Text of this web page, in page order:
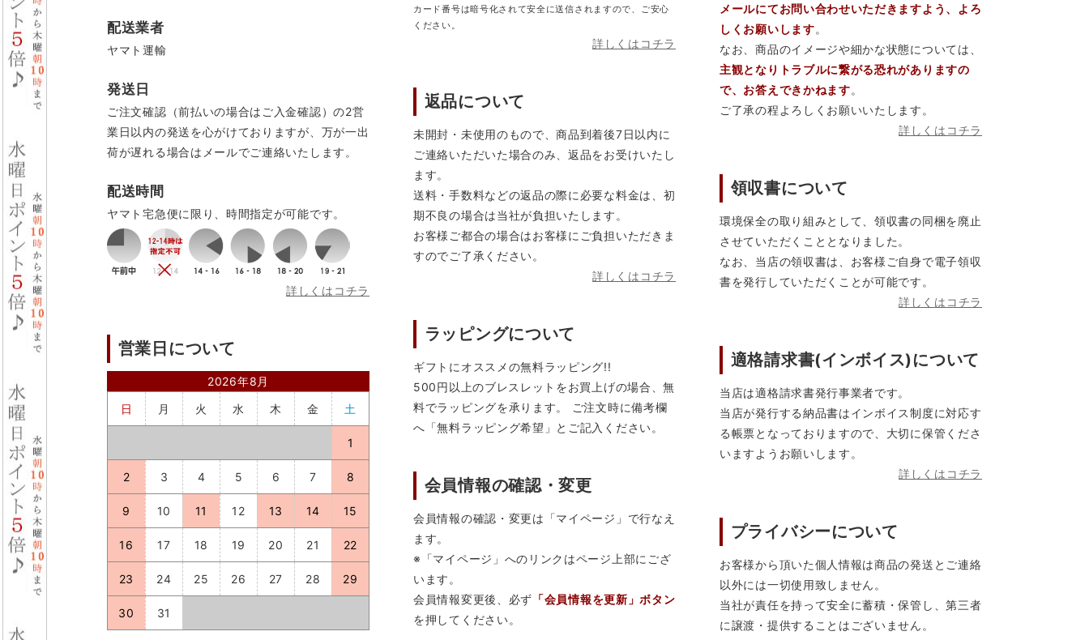
配送業者
ヤマト運輸
発送日
ご注文確認（前払いの場合はご入金確認）の2営
業日以内の発送を心がけておりますが、万が一出
荷が遅れる場合はメールでご連絡いたします。
配送時間
ヤマト宅急便に限り、時間指定が可能です。
詳しくはコチラ
営業日について
2026年8月
日
月 火 水 木 金 土
1
2 3 4 5 6 7 8
9 10 11 12 13 14 15
16 17 18 19 20 21 22
23 24 25 26 27 28 29
30 31
カード番号は暗号化されて安全に送信されますので、ご安心
ください。
詳しくはコチラ
返品について
未開封・未使用のもので、商品到着後7日以内に
ご連絡いただいた場合のみ、返品をお受けいたし
ます。
送料・手数料などの返品の際に必要な料金は、初
期不良の場合は当社が負担いたします。
お客様ご都合の場合はお客様にご負担いただきま
すのでご了承ください。
詳しくはコチラ
ラッピングについて
ギフトにオススメの無料ラッピング!!
500円以上のブレスレットをお買上げの場合、無
料でラッピングを承ります。 ご注文時に備考欄
へ「無料ラッピング希望」とご記入ください。
会員情報の確認・変更
会員情報の確認・変更は「マイページ」で行なえ
ます。
※「マイページ」へのリンクはページ上部にござ
います。
会員情報変更後、必ず 「会員情報を更新」ボタン
を押してください。
メールにてお問い合わせいただきますよう、よろ
しくお願いします。
なお、商品のイメージや細かな状態については、
主観となりトラブルに繋がる恐れがありますの
で、お答えできかねます。
ご了承の程よろしくお願いいたします。
詳しくはコチラ
領収書について
環境保全の取り組みとして、領収書の同梱を廃止
させていただくこととなりました。
なお、当店の領収書は、お客様ご自身で電子領収
書を発行していただくことが可能です。
詳しくはコチラ
適格請求書(インボイス)について
当店は適格請求書発行事業者です。
当店が発行する納品書はインボイス制度に対応す
る帳票となっておりますので、大切に保管くださ
いますようお願いします。
詳しくはコチラ
プライバシーについて
お客様から頂いた個人情報は商品の発送とご連絡
以外には一切使用致しません。
当社が責任を持って安全に蓄積・保管し、第三者
に譲渡・提供することはございません。